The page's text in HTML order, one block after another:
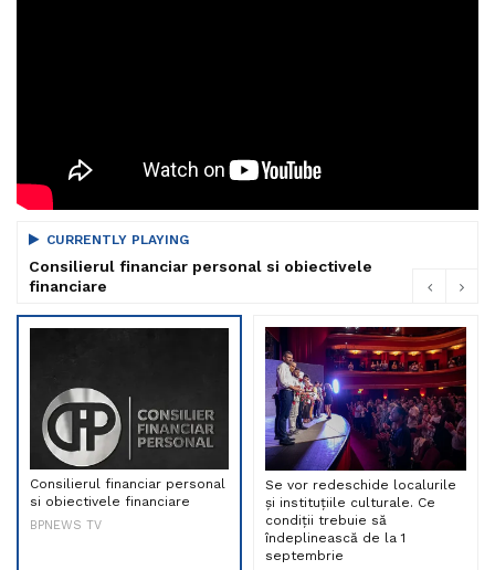
CURRENTLY PLAYING
Consilierul financiar personal si obiectivele
financiare
Consilierul financiar personal
si obiectivele financiare
BPNEWS TV
Se vor redeschide localurile
și instituțiile culturale. Ce
condiții trebuie să
îndeplinească de la 1
septembrie